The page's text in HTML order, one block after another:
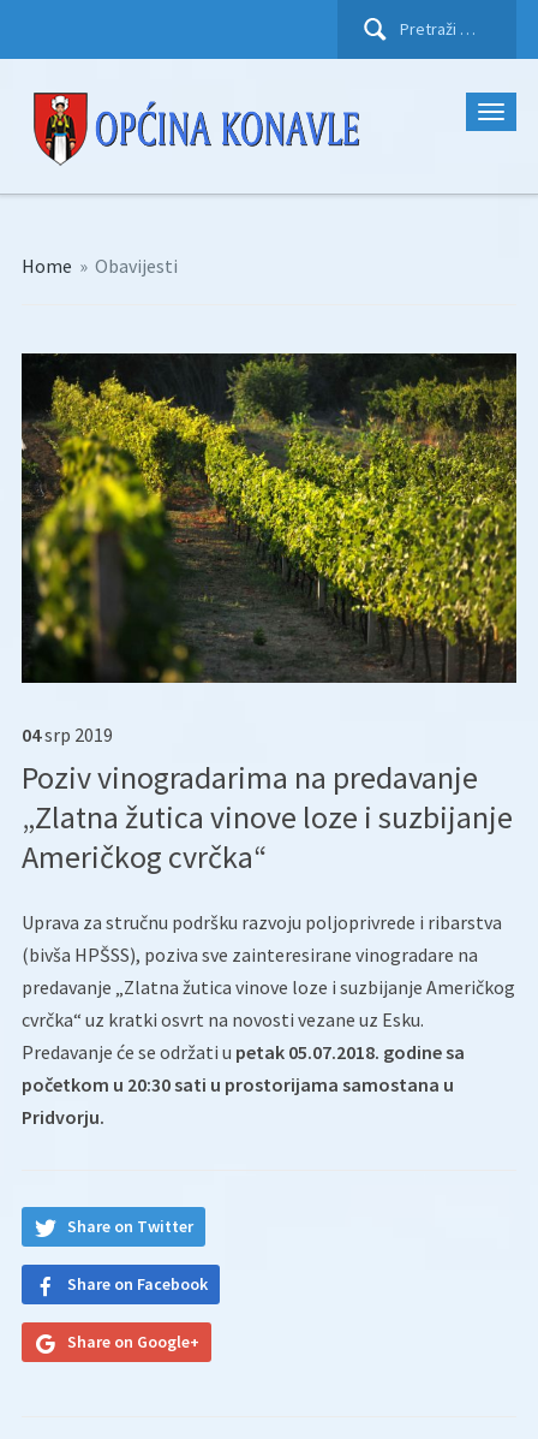
Pretraži:
Home » Obavijesti
04srp 2019
Poziv vinogradarima na predavanje
„Zlatna žutica vinove loze i suzbijanje
Američkog cvrčka“
Uprava za stručnu podršku razvoju poljoprivrede i ribarstva
(bivša HPŠSS), poziva sve zainteresirane vinogradare na
predavanje „Zlatna žutica vinove loze i suzbijanje Američkog
cvrčka“ uz kratki osvrt na novosti vezane uz Esku.
Predavanje će se održati u petak 05.07.2018. godine sa
početkom u 20:30 sati u prostorijama samostana u
Pridvorju.
Share on Twitter
Share on Facebook
Share on Google+